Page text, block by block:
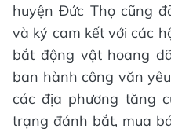
huyện Đức Thọ cũng
và ký cam kết với các
bắt động vật hoang
ban hành công văn
các địa phương tăng
trạng đánh bắt, mua